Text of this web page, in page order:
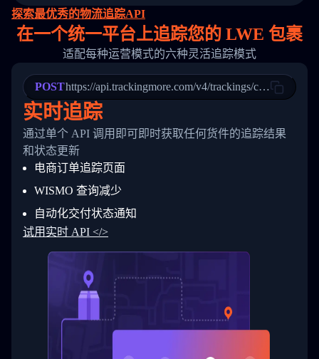
15
16
17
21
23
24
25
26
27
28
29
31
32
33
34
"destination_country": "United
        "itemTimeLength": 2,
        "weblink": "",
        "phone": null,
        "trackinfo": [
            "Date": "2017-03-08 04: 22: 00",
"StatusDescription": "Departed
"Details": "Departed Facility
          },
          {
            "Date": "2017-03-06 15:28:00",
"StatusDescription": "Shipment
"Details": "BEIJING-
          }
        ]
      }
    ]
  }
}
探索最优秀的物流追踪API
在一个统一平台上追踪您的 LWE 包裹
适配每种运营模式的六种灵活追踪模式
POSThttps://api.trackingmore.com/v4/trackings/create
实时追踪
通过单个 API 调用即可即时获取任何货件的追踪结果
和状态更新
电商订单追踪页面
WISMO 查询减少
自动化交付状态通知
试用实时 API </>